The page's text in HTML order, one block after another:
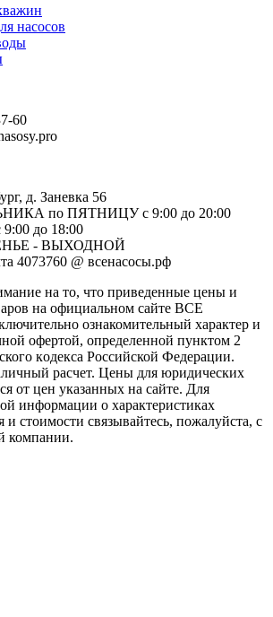
насосов
60
д. Заневка 56
по ПЯТНИЦУ с 9:00 до 20:00
до 18:00
- ВЫХОДНОЙ
4073760 @ всенасосы.рф
на то, что приведенные цены и
на официальном сайте ВСЕ
ознакомительный характер и
офертой, опрeделенной пунктoм 2
кoдекса Российской Федерации.
расчет. Цены для юридических
от цен указанных на сайте. Для
информации о характеристиках
и стоимости связывайтесь, пожалуйста, с
компании.